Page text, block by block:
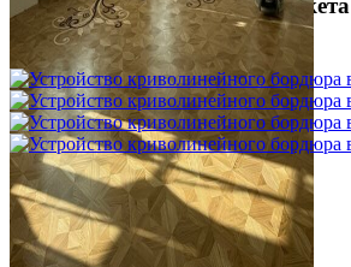
Межслойная шлифовка паркета
1 200 ₽